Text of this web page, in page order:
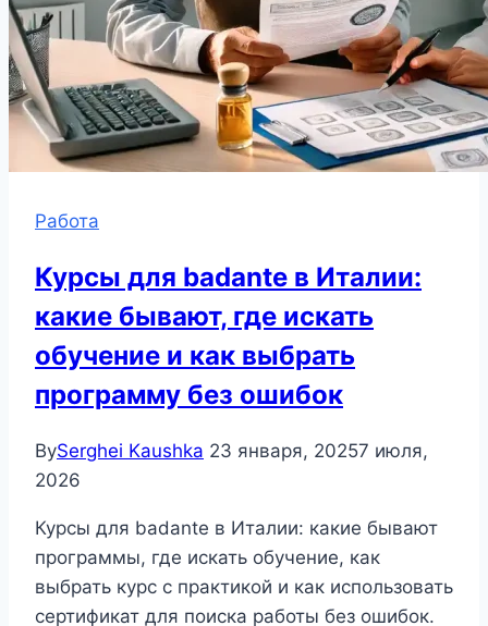
Работа
Курсы для badante в Италии:
какие бывают, где искать
обучение и как выбрать
программу без ошибок
BySerghei Kaushka 23 января, 20257 июля,
2026
Курсы для badante в Италии: какие бывают
программы, где искать обучение, как
выбрать курс с практикой и как использовать
сертификат для поиска работы без ошибок.